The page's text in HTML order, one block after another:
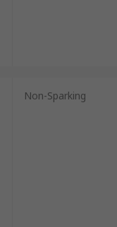
Non-Sparking